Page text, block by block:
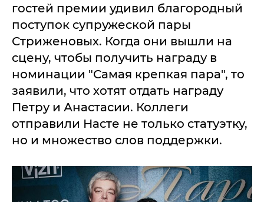
гостей премии удивил благородный
поступок супружеской пары
Стриженовых. Когда они вышли на
сцену, чтобы получить награду в
номинации "Самая крепкая пара", то
заявили, что хотят отдать награду
Петру и Анастасии. Коллеги
отправили Насте не только статуэтку,
но и множество слов поддержки.